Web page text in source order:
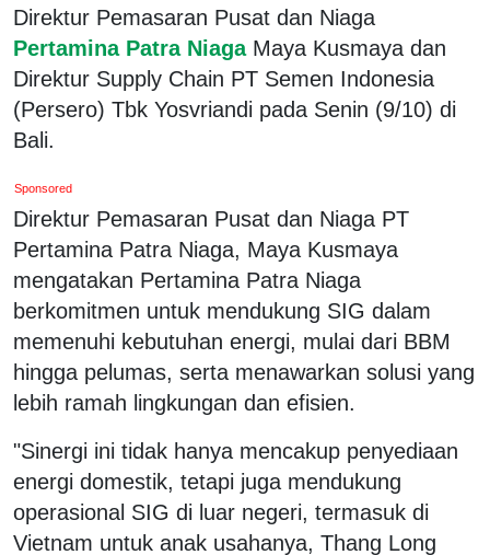
Direktur Pemasaran Pusat dan Niaga
Pertamina Patra Niaga Maya Kusmaya dan
Direktur Supply Chain PT Semen Indonesia
(Persero) Tbk Yosvriandi pada Senin (9/10) di
Bali.
Sponsored
Direktur Pemasaran Pusat dan Niaga PT
Pertamina Patra Niaga, Maya Kusmaya
mengatakan Pertamina Patra Niaga
berkomitmen untuk mendukung SIG dalam
memenuhi kebutuhan energi, mulai dari BBM
hingga pelumas, serta menawarkan solusi yang
lebih ramah lingkungan dan efisien.
"Sinergi ini tidak hanya mencakup penyediaan
energi domestik, tetapi juga mendukung
operasional SIG di luar negeri, termasuk di
Vietnam untuk anak usahanya, Thang Long